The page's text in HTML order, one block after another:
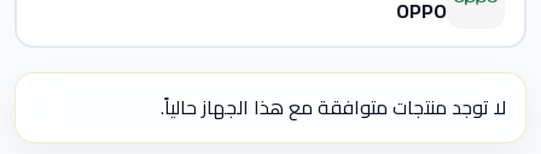
OPPO
لا توجد منتجات متوافقة مع هذا الجهاز حالياً.